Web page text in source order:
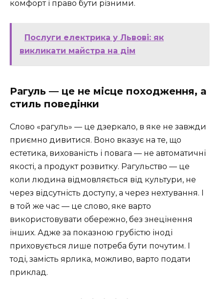
комфорт і право бути різними.
Послуги електрика у Львові: як
викликати майстра на дім
Рагуль — це не місце походження, а
стиль поведінки
Слово «рагуль» — це дзеркало, в яке не завжди
приємно дивитися. Воно вказує на те, що
естетика, вихованість і повага — не автоматичні
якості, а продукт розвитку. Рагульство — це
коли людина відмовляється від культури, не
через відсутність доступу, а через нехтування. І
в той же час — це слово, яке варто
використовувати обережно, без знецінення
інших. Адже за показною грубістю іноді
приховується лише потреба бути почутим. І
тоді, замість ярлика, можливо, варто подати
приклад.